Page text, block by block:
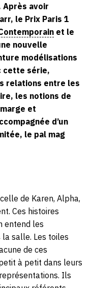
Après avoir
le Prix Paris 1
et le
nouvelle
modélisations
cette série,
relations entre les
les notions de
et
d’un
le pal mag
de Karen, Alpha,
Ces histoires
entend les
salle. Les toiles
de ces
à petit dans leurs
Ils